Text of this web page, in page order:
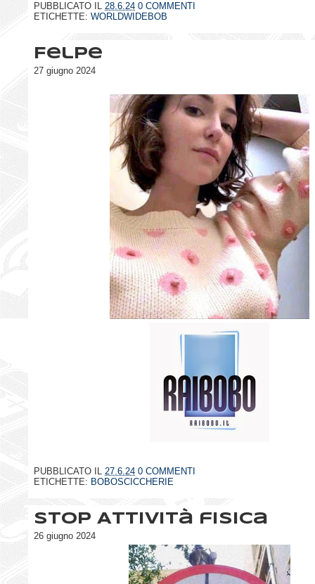
PUBBLICATO IL 28.6.24 0 COMMENTI
ETICHETTE: WORLDWIDEBOB
Felpe
27 giugno 2024
PUBBLICATO IL 27.6.24 0 COMMENTI
ETICHETTE: BOBOSCICCHERIE
STOP Attività fisica
26 giugno 2024